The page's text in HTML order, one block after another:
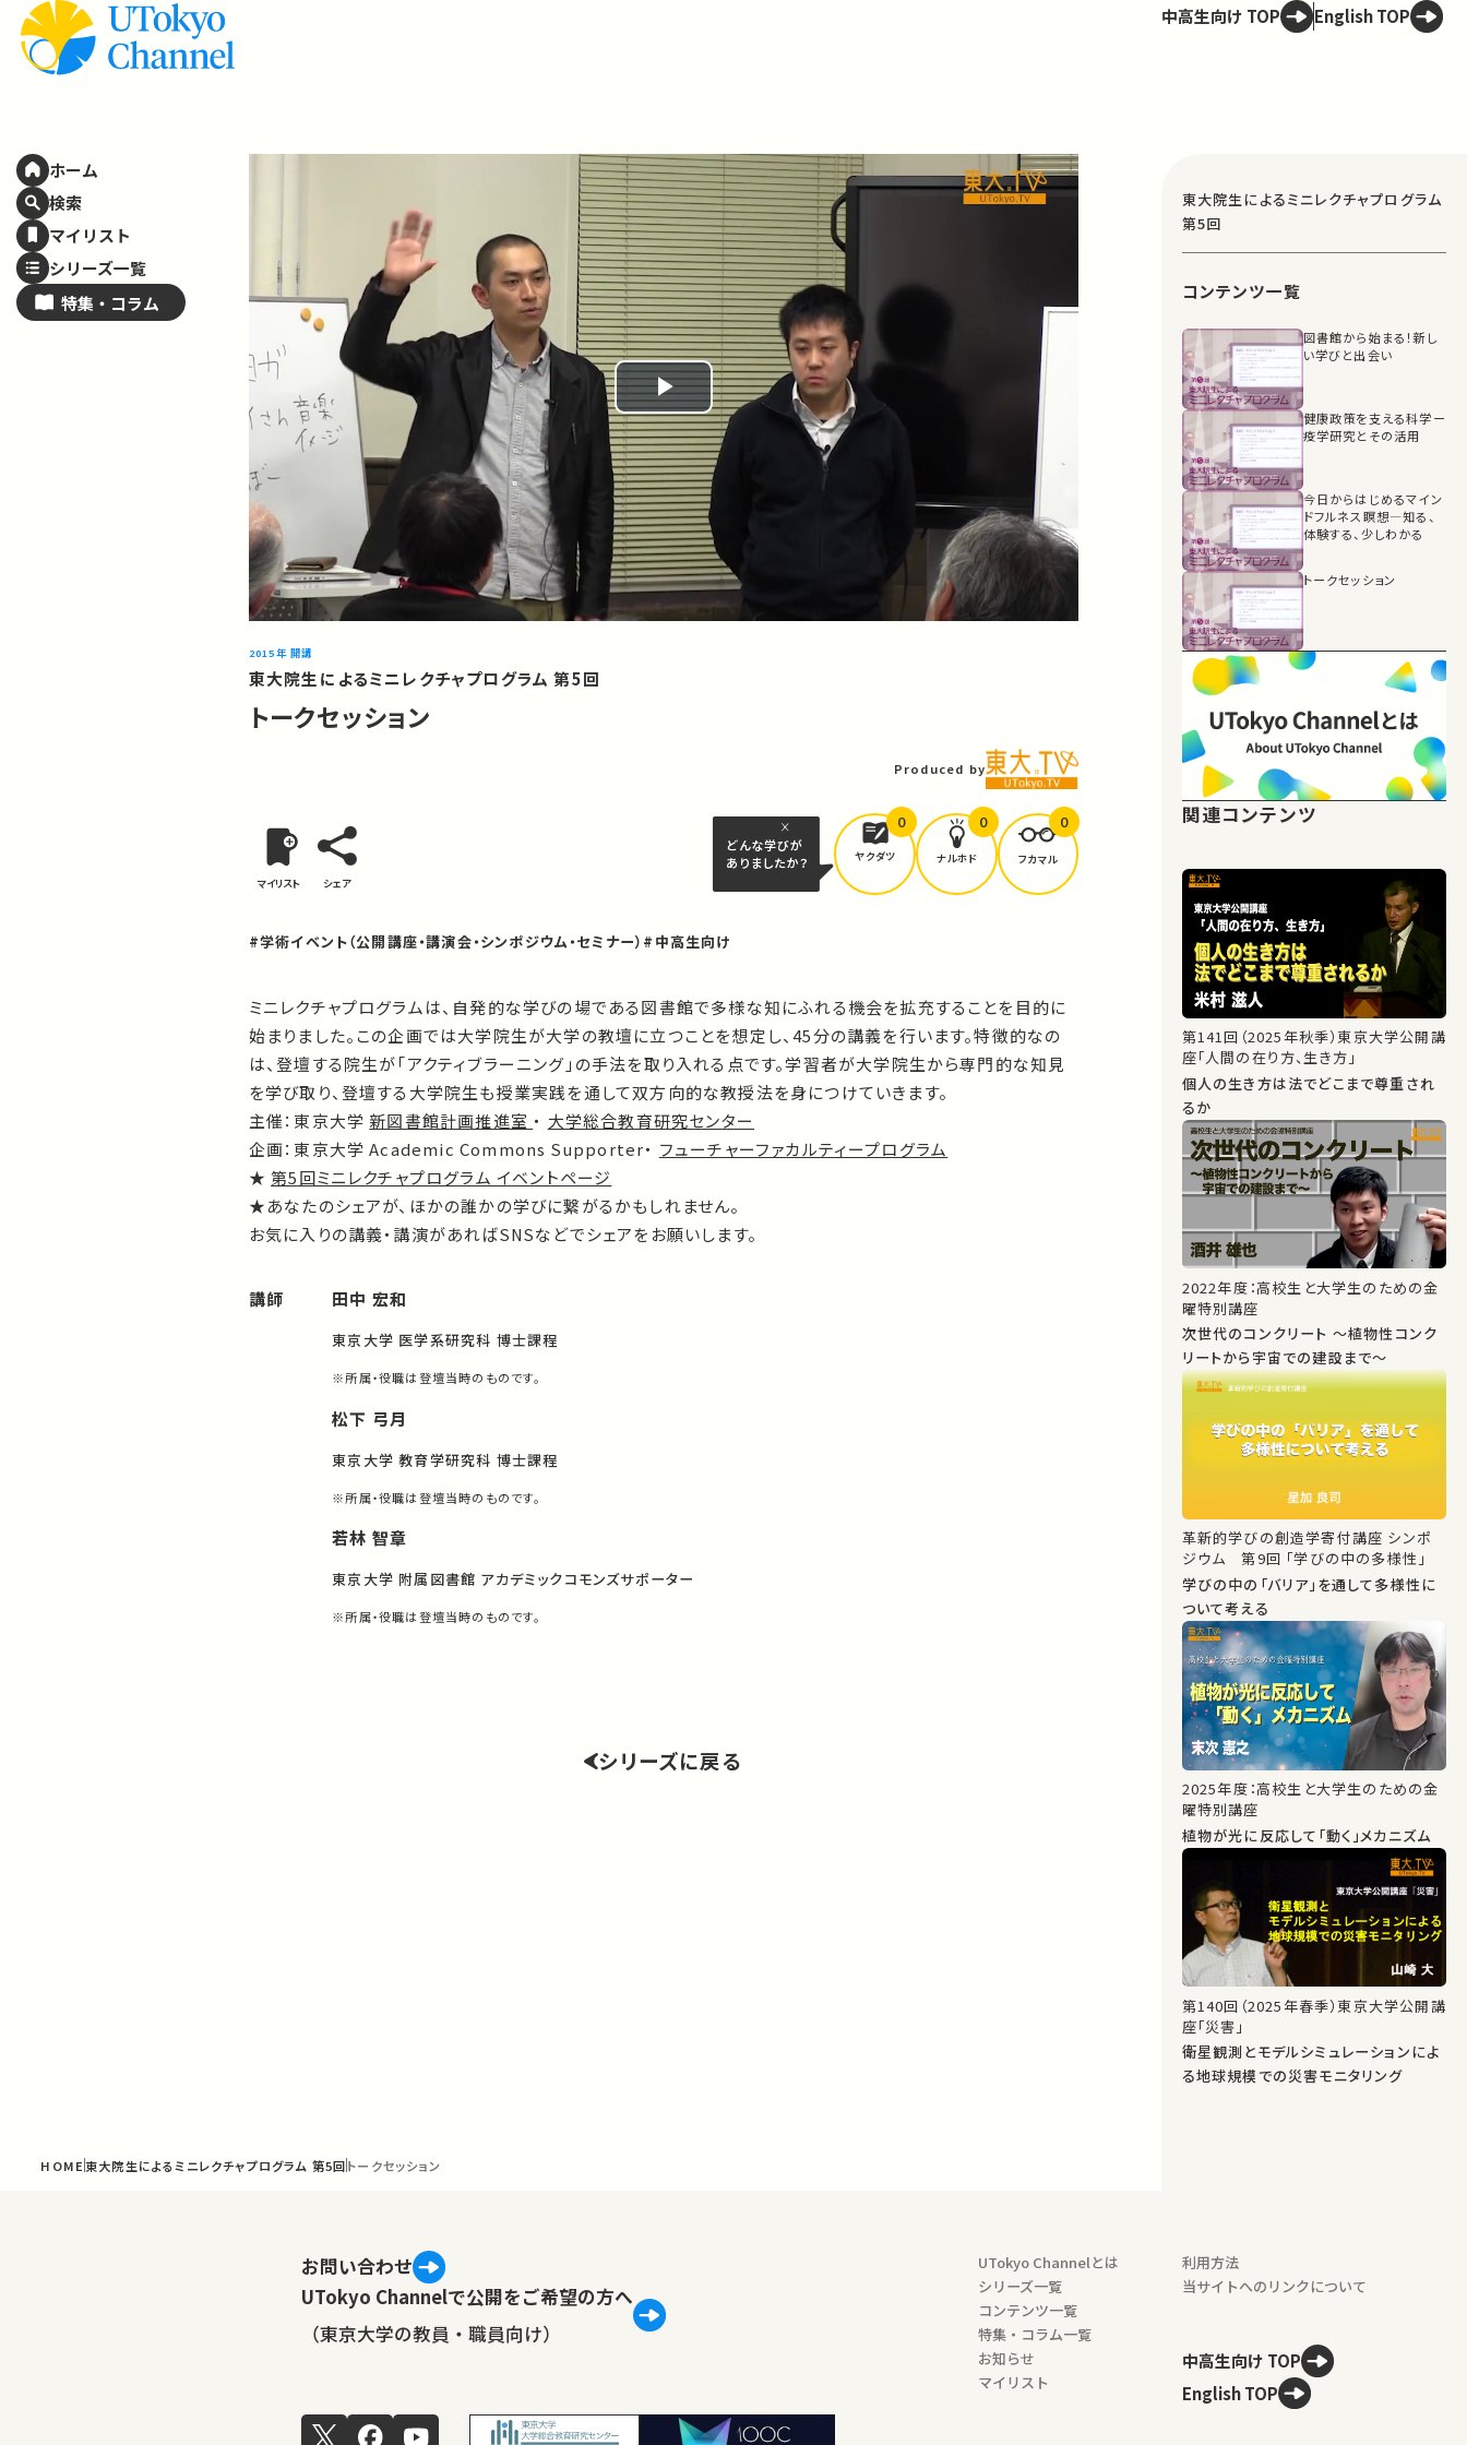
ホーム
検索
マイリスト
シリーズ一覧
特集・ コラム
中高生向け TOP English TOP
Play
Video
2015年 開講
東大院生によるミニレクチャプログラム 第5回
トークセッション
Produced by
マイリスト シェア
どんな学びが
ありましたか？
ヤクダツ
0
ナルホド
0
フカマル
0
#学術イベント（公開講座・講演会・シンポジウム・セミナー） #中高生向け
ミニレクチャプログラムは、自発的な学びの場である図書館で多様な知にふれる機会を拡充することを目的に
始まりました。この企画では大学院生が大学の教壇に立つことを想定し、45分の講義を行います。特徴的なの
は、登壇する院生が「アクティブラーニング」の手法を取り入れる点です。学習者が大学院生から専門的な知見
を学び取り、登壇する大学院生も授業実践を通して双方向的な教授法を身につけていきます。
主催：東京大学 新図書館計画推進室 ・ 大学総合教育研究センター
企画：東京大学 Academic Commons Supporter・ フューチャーファカルティープログラム
★第5回ミニレクチャプログラム イベントページ
★あなたのシェアが、ほかの誰かの学びに繋がるかもしれません。
お気に入りの講義・講演があればSNSなどでシェアをお願いします。
講師 田中 宏和
東京大学 医学系研究科 博士課程
※所属・役職は登壇当時のものです。
松下 弓月
東京大学 教育学研究科 博士課程
※所属・役職は登壇当時のものです。
若林 智章
東京大学 附属図書館 アカデミックコモンズサポーター
※所属・役職は登壇当時のものです。
シリーズに戻る
HOME東大院生によるミニレクチャプログラム 第5回トークセッション
東大院生によるミニレクチャプログラム
第5回
コンテンツ一覧
図書館から始まる！新し
い学びと出会い
健康政策を支える科学ー
疫学研究とその活用
今日からはじめるマイン
ドフルネス瞑想―知る、
体験する、少しわかる
トークセッション
関連コンテンツ
第141回（2025年秋季）東京大学公開講
座「人間の在り方、生き方」
個人の生き方は法でどこまで尊重され
るか
2022年度：高校生と大学生のための金
曜特別講座
次世代のコンクリート ～植物性コンク
リートから宇宙での建設まで～
革新的学びの創造学寄付講座 シンポ
ジウム 第9回 「学びの中の多様性」
学びの中の「バリア」を通して多様性に
ついて考える
2025年度：高校生と大学生のための金
曜特別講座
植物が光に反応して「動く」メカニズム
第140回（2025年春季）東京大学公開講
座「災害」
衛星観測とモデルシミュレーションによ
る地球規模での災害モニタリング
お問い合わせ
UTokyo Channelで公開をご希望の方へ
（東京大学の教員・職員向け）
UTokyo Channelとは
シリーズ一覧
コンテンツ一覧
特集・コラム一覧
お知らせ
マイリスト
利用方法
当サイトへのリンクについて
中高生向け TOP
English TOP